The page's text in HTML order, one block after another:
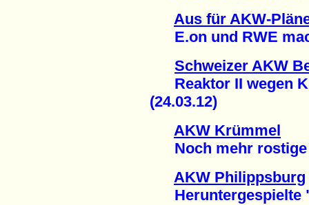
Aus für AKW-
E.on und RWE
Schweizer AKW
Reaktor II wegen
(24.03.12)
AKW Krümmel
Noch mehr rostige
AKW Philippsburg
Heruntergespielte